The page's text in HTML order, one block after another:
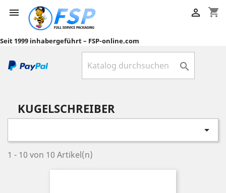
 shopping_cart

Seit 1999 inhabergeführt – FSP-online.com

KUGELSCHREIBER

1 - 10 von 10 Artikel(n)